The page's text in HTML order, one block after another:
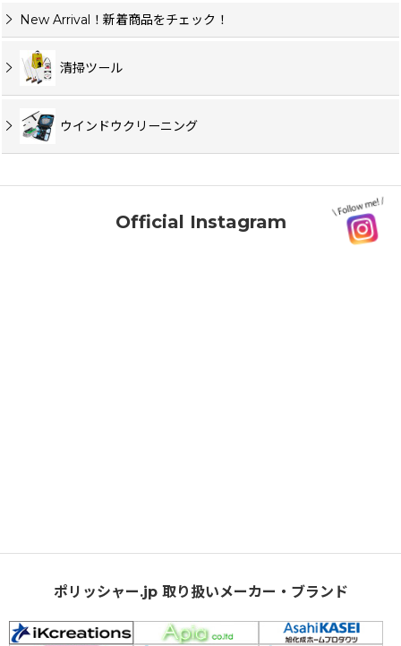
New Arrival！新着商品をチェック！
清掃ツール
ウインドウクリーニング
Official Instagram
ポリッシャー.jp 取り扱いメーカー・ブランド